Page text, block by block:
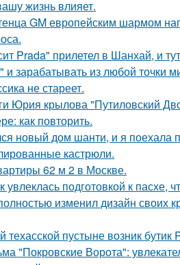
жизнь влияет.
GM европейским шармом
Prada" прилетел в Шанхай, и
и зарабатывать из любой точки
не стареет.
Юрия крылова "Путиловский
как повторить.
новый дом шанти, и я поехала
кастрюли.
62 м 2 в Москве.
увлеклась подготовкой к пасхе,
изменил дизайн своих
пустыне возник бутик
"Покровские Ворота":